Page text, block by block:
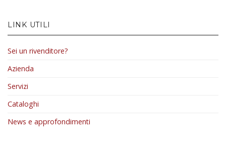
LINK UTILI
Sei un rivenditore?
Azienda
Servizi
Cataloghi
News e approfondimenti